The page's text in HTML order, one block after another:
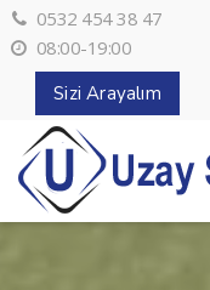
0532 454 38 47
08:00-19:00
Sizi Arayalım